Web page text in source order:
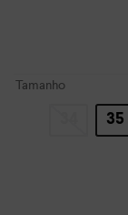
Tamanho
35